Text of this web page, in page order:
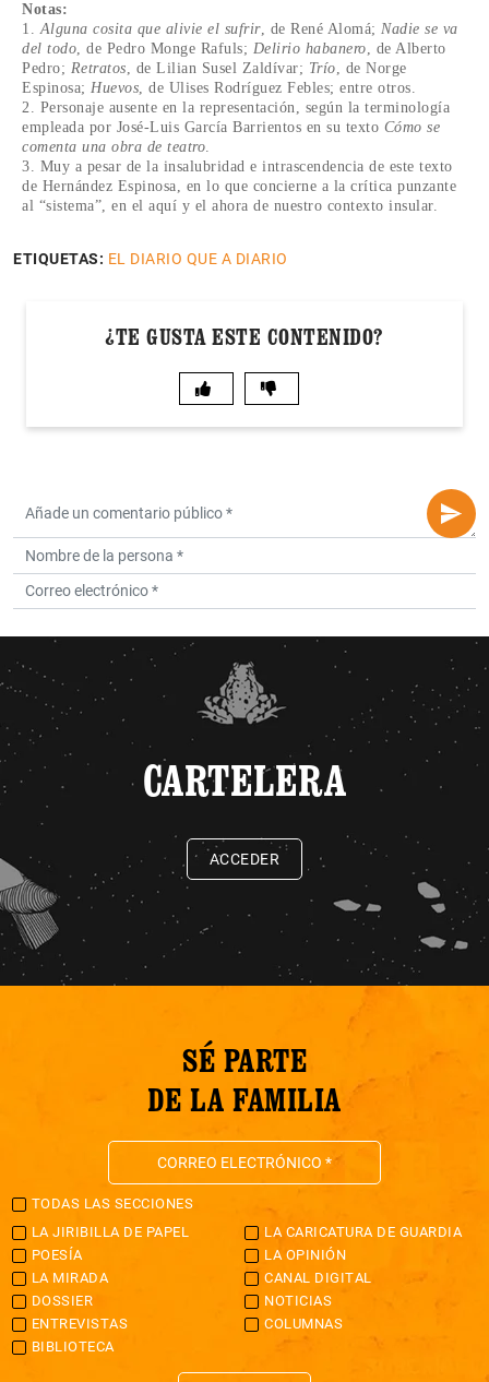
Notas:
1.Alguna cosita que alivie el sufrir, de René Alomá; Nadie se va
del todo, de Pedro Monge Rafuls; Delirio habanero, de Alberto
Pedro; Retratos, de Lilian Susel Zaldívar; Trío, de Norge
Espinosa; Huevos, de Ulises Rodríguez Febles; entre otros.
2. Personaje ausente en la representación, según la terminología
empleada por José-Luis García Barrientos en su texto Cómo se
comenta una obra de teatro.
3. Muy a pesar de la insalubridad e intrascendencia de este texto
de Hernández Espinosa, en lo que concierne a la crítica punzante
al “sistema”, en el aquí y el ahora de nuestro contexto insular.
ETIQUETAS: EL DIARIO QUE A DIARIO
¿TE GUSTA ESTE CONTENIDO?
CARTELERA
ACCEDER
SÉ PARTE
DE LA FAMILIA
TODAS LAS SECCIONES
LA JIRIBILLA DE PAPEL
LA CARICATURA DE GUARDIA
POESÍA
LA OPINIÓN
LA MIRADA
CANAL DIGITAL
DOSSIER
NOTICIAS
ENTREVISTAS
COLUMNAS
BIBLIOTECA